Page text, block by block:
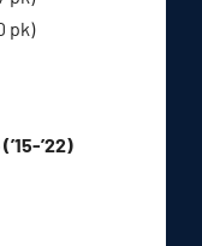
pk)
’22)